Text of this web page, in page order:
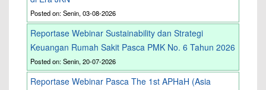
Posted on: Senin, 03-08-2026
Reportase Webinar Sustainability dan Strategi
Keuangan Rumah Sakit Pasca PMK No. 6 Tahun 2026
Posted on: Senin, 20-07-2026
Reportase Webinar Pasca The 1st APHaH (Asia